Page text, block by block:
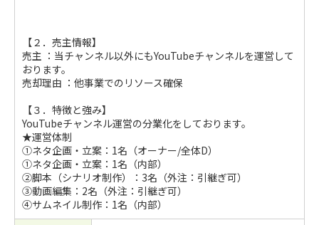
【２．売主情報】
売主 ：当チャンネル以外にもYouTubeチャンネルを運営して
おります。
売却理由 ：他事業でのリソース確保
【３．特徴と強み】
YouTubeチャンネル運営の分業化をしております。
★運営体制
①ネタ企画・立案：1名（オーナー/全体D）
①ネタ企画・立案：1名（内部）
②脚本（シナリオ制作）：3名（外注：引継ぎ可）
③動画編集：2名（外注：引継ぎ可）
④サムネイル制作：1名（内部）